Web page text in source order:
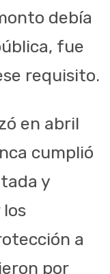
debía
fue
requisito.
en abril
cumplió
y
a
por